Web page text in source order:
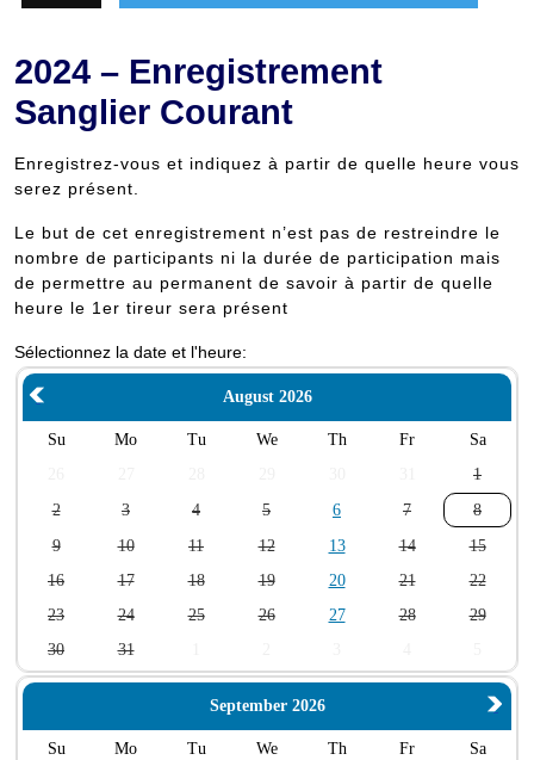
2024 – Enregistrement
Sanglier Courant
Enregistrez-vous et indiquez à partir de quelle heure vous
serez présent.
Le but de cet enregistrement n’est pas de restreindre le
nombre de participants ni la durée de participation mais
de permettre au permanent de savoir à partir de quelle
heure le 1er tireur sera présent
Sélectionnez la date et l'heure:
August 2026
Su Mo Tu We Th Fr
Sa
1
2
3 4 5 6 7
8
9
10 11 12 13 14
15
16
17 18 19 20 21
22
23
24 25 26 27 28
29
30
31
September 2026
Su Mo Tu We Th Fr
Sa